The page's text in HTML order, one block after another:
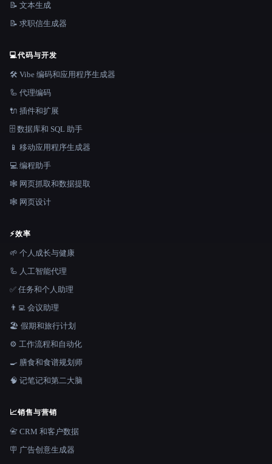
📝 文本生成
📝 求职信生成器
💻代码与开发
🛠️ Vibe 编码和应用程序生成器
🦾 代理编码
🔌 插件和扩展
🗄️ 数据库和 SQL 助手
📱 移动应用程序生成器
💻 编程助手
🕸️ 网页抓取和数据提取
🕸 网页设计
⚡效率
🌱 个人成长与健康
🦾 人工智能代理
✅ 任务和个人助理
👨‍💻 会议助理
🏖 假期和旅行计划
⚙️ 工作流程和自动化
🍳 膳食和食谱规划师
🧠 记笔记和第二大脑
📈销售与营销
📇 CRM 和客户数据
🪧 广告创意生成器